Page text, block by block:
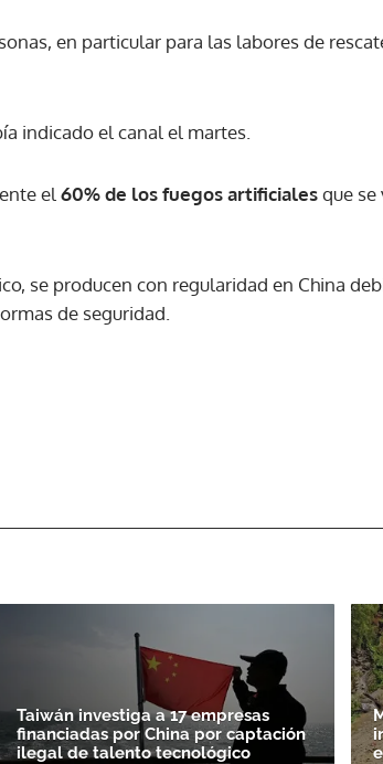
ACEPTAR
en particular para las labores de
indicado el canal el martes.
el 60% de los fuegos artificialesque se
se producen con regularidad en China
de seguridad.
Taiwán investiga a 17 empresas
financiadas por China por captación
ilegal de talento tecnológico